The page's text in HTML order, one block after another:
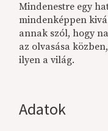
Adatok
Mindenestre egy
mindenképpen
annak szól, hogy
az olvasása
ilyen a világ.